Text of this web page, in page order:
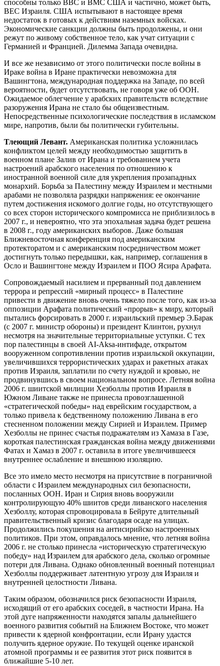
способны только ВВС и ВМС США и частично, может быть,
ВЕС Израиля. США испытывают в настоящее время
недостаток в готовых к действиям наземных войсках.
Экономические санкции должны быть продолжены, и они
режут по живому собственное тело, как учат ситуации с
Германией и Францией. Дилемма Запада очевидна.
И все же независимо от этого политически после войны в
Ираке война в Иране практически невозможна для
Вашингтона, международная поддержка на Западе, по всей
вероятности, будет отсутствовать, не говоря уже об ООН.
Ожидаемое облегчение у арабских правительств вследствие
разоружения Ирана не стало бы общеизвестным.
Непосредственные психологические последствия в исламском
мире, напротив, были бы политически губительны.
Тлеющий Левант. Американская политика усложнилась
конфликтом целей между необходимостью защитить в
военном плане Залив от Ирана и требованием учета
настроений арабского населения по отношению к
иностранной военной силе для укрепления прозападных
монархий. Борьба за Палестину между Израилем и местными
арабами не позволяла разрядки напряжения: ее окончание
путем достижения искомого долгие годы, но отсутствующего
со всех сторон исторического компромисса не приблизилось в
2007 г., и невероятно, что эта эпохальная задача будет решена
в 2008 г., году американских выборов. Даже большая
Ближневосточная конференция под американским
протекторатом и с американским посредничеством может
достигнуть только передышки, как, например, соглашения в
Осло и Вашингтоне между Израилем и ПОО Ясира Арафата.
Сопровождаемый насилием и прерванный под давлением
террора и репрессий «мирный процесс» в Палестине
привести в движение вновь очень тяжело после того, как из-за
оппозиции Арафата политический «прорыв» к миру, который
пытались форсировать в 2000 г. израильский премьер Э.Барак
(с 2007 г. министр обороны) и президент Клинтон, рухнул
несмотря на значительные территориальные уступки. С тех
пор палестинцы в своей AI-Aksa-интифаде, открытом
вооруженном сопротивлении против израильской оккупации,
увеличившихся террористических ударах и ракетных атаках
против Израиля, заплатили по счету нуждой и кровью, не
продвинувшись в своем национальном вопросе. Летняя война
2006 г. шиитской милиции Хезболлы против Израиля в
Южном Ливане также не принесла провозглашенной
«стратегической победы» над еврейским государством, а
только привела к бедственному положению Ливана в его
стесненном положении между Сирией и Израилем. Пример
Хезболлы не принес счастья подражателям из Хамаза в Газе,
короткая палестинская гражданская война между движениями
Фатах и Хамаз в 2007 г. оставила в итоге увеличившееся
внутреннее ослабление и внешнюю изоляцию.
Все это имело место несмотря на присутствие в пограничной
области с Израилем международных сил безопасности,
посланных ООН. Иран и Сирия вновь вооружили
контролирующую 40% шиитов среди ливанского населения
Хезболлу, которая спровоцировала в Бейруте длительный
правительственный кризис благодаря осаде на улицах.
Продолжились покушения на антисирийско настроенных
политиков. При этом, оправдалось мнение, что летняя война
2006 г. не столько принесла «историческую стратегическую
победу» над Израилем для арабского дела, сколько огромные
потери для Ливана. Однако обновленный военный потенциал
Хезболлы поддерживает латентную угрозу для Израиля и
внутренней целостности Ливана.
Таким образом, обозначился риск безопасности Израиля,
исходящий от его арабских соседей, в частности Ирана. На
этой дуге напряженности находятся запалы дальнейшего
военного развития событий на Ближнем Востоке, что может
привести к ядерной конфронтации, если Ирану удастся
получить ядерное оружие. По текущей оценке иранской
атомной программы и ее развития этот риск появится в
ближайшие 5-10 лет.